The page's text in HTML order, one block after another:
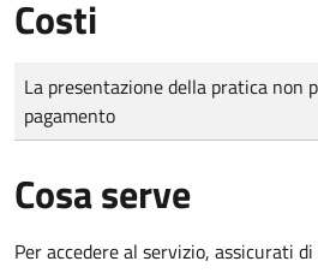
Costi
Tipo di pagamento
Importo
La presentazione della pratica non
pagamento
Cosa serve
Per accedere al servizio, assicurati